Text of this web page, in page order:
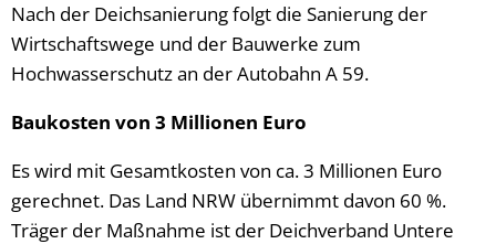
Nach der Deichsanierung folgt die Sanierung der
Wirtschaftswege und der Bauwerke zum
Hochwasserschutz an der Autobahn A 59.
Baukosten von 3 Millionen Euro
Es wird mit Gesamtkosten von ca. 3 Millionen Euro
gerechnet. Das Land NRW übernimmt davon 60 %.
Träger der Maßnahme ist der Deichverband Untere